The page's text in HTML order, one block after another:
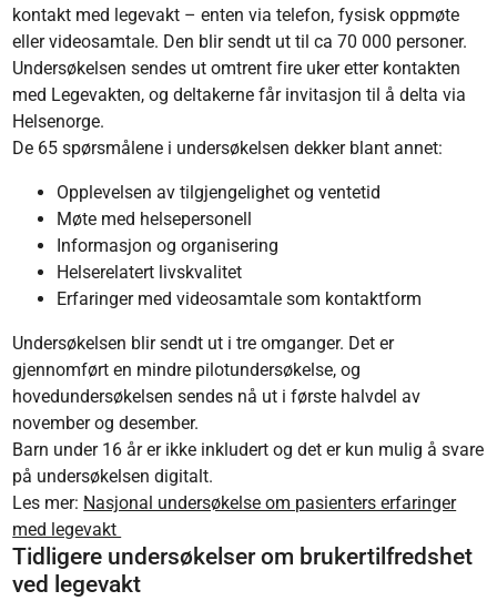
kontakt med legevakt – enten via telefon, fysisk oppmøte
eller videosamtale. Den blir sendt ut til ca 70 000 personer.
Undersøkelsen sendes ut omtrent fire uker etter kontakten
med Legevakten, og deltakerne får invitasjon til å delta via
Helsenorge.
De 65 spørsmålene i undersøkelsen dekker blant annet:
Opplevelsen av tilgjengelighet og ventetid
Møte med helsepersonell
Informasjon og organisering
Helserelatert livskvalitet
Erfaringer med videosamtale som kontaktform
Undersøkelsen blir sendt ut i tre omganger. Det er
gjennomført en mindre pilotundersøkelse, og
hovedundersøkelsen sendes nå ut i første halvdel av
november og desember.
Barn under 16 år er ikke inkludert og det er kun mulig å svare
på undersøkelsen digitalt.
Les mer: Nasjonal undersøkelse om pasienters erfaringer
med legevakt
Tidligere undersøkelser om brukertilfredshet
ved legevakt